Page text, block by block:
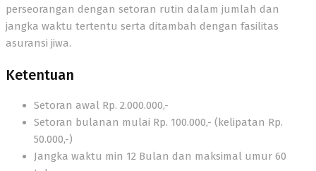
perseorangan dengan setoran rutin dalam jumlah dan
jangka waktu tertentu serta ditambah dengan fasilitas
asuransi jiwa.
Ketentuan
Setoran awal Rp. 2.000.000,-
Setoran bulanan mulai Rp. 100.000,- (kelipatan Rp.
50.000,-)
Jangka waktu min 12 Bulan dan maksimal umur 60